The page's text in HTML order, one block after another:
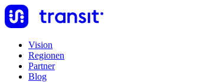
Vision
Regionen
Partner
Blog